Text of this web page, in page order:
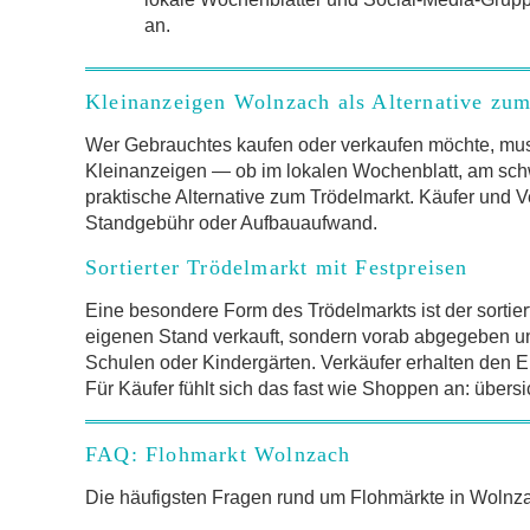
an.
Kleinanzeigen Wolnzach als Alternative
Wer Gebrauchtes kaufen oder verkaufen möchte,
Kleinanzeigen — ob im lokalen Wochenblatt, am
praktische Alternative zum Trödelmarkt. Käufer und
Standgebühr oder Aufbauaufwand.
Sortierter Trödelmarkt mit Festpreisen
Eine besondere Form des Trödelmarkts ist der
eigenen Stand verkauft, sondern vorab abgegeben
Schulen oder Kindergärten. Verkäufer erhalten den
Für Käufer fühlt sich das fast wie Shoppen an:
FAQ: Flohmarkt Wolnzach
Die häufigsten Fragen rund um Flohmärkte in